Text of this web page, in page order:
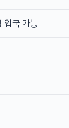
입국 가능